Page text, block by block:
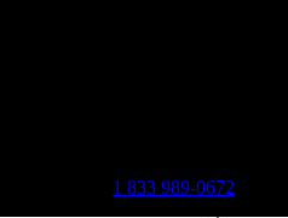
1 833 989-0672